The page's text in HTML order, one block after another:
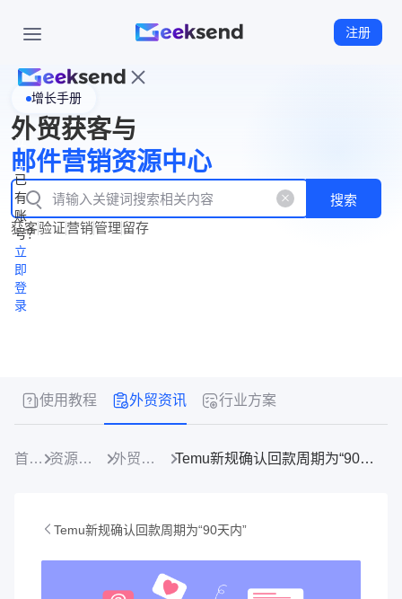
注册
页
WhatsApp
企业号
New
产
品
功
能
产
品
价
格
资
源
中
心
立
即
注
册
已
有
账
号？
立
即
登
录
增长手册
外贸获客与
邮件营销资源中心
搜索
获客验证营销管理留存
使用教程 外贸资讯 行业方案
首页 资源中心 外贸资讯 Temu新规确认回款周期为“90天内”
Temu新规确认回款周期为“90天内”